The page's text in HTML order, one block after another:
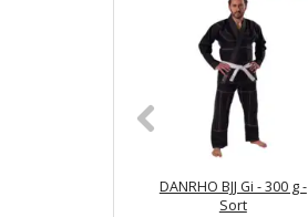
DANRHO BJJ Gi - 300 g -
Sort